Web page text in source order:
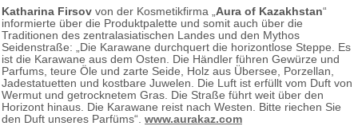
Katharina Firsov von der Kosmetikfirma „Aura of Kazakhstan“
informierte über die Produktpalette und somit auch über die
Traditionen des zentralasiatischen Landes und den Mythos
Seidenstraße: „Die Karawane durchquert die horizontlose Steppe. Es
ist die Karawane aus dem Osten. Die Händler führen Gewürze und
Parfums, teure Öle und zarte Seide, Holz aus Übersee, Porzellan,
Jadestatuetten und kostbare Juwelen. Die Luft ist erfüllt vom Duft von
Wermut und getrocknetem Gras. Die Straße führt weit über den
Horizont hinaus. Die Karawane reist nach Westen. Bitte riechen Sie
den Duft unseres Parfüms“. www.aurakaz.com